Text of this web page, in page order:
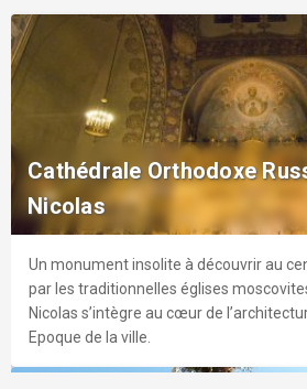
Véritable lieu de vie, FLEXX est un club
de gamme unique, situé en plein centre-
Complexe Jean Bouin
La Plage du Negresco - N
La Plage du Negresco a été conçue et
d’excellence du Negresco.
Cathédrale Orthodoxe
Nicolas
Un monument insolite à découvrir au
par les traditionnelles églises
Nicolas s’intègre au cœur de
Epoque de la ville.